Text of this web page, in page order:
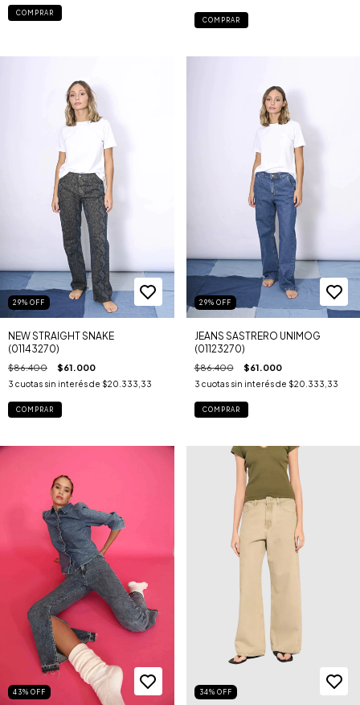
COMPRAR
COMPRAR
29% OFF
NEW STRAIGHT SNAKE
(01143270)
$86.400 $61.000
3 cuotas sin interés de $20.333,33
COMPRAR
29% OFF
JEANS SASTRERO UNIMOG
(01123270)
$86.400 $61.000
3 cuotas sin interés de $20.333,33
COMPRAR
43% OFF 34% OFF